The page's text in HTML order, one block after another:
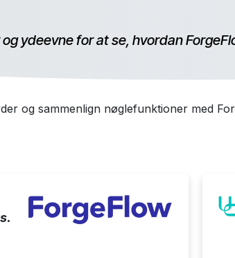
ydeevne for at se, hvordan
og sammenlign nøglefunktioner med